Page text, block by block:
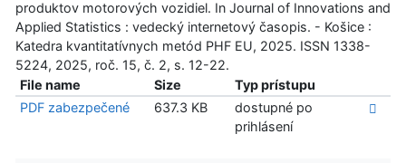
produktov motorových vozidiel. In Journal of Innovations and
Applied Statistics : vedecký internetový časopis. - Košice :
Katedra kvantitatívnych metód PHF EU, 2025. ISSN 1338-
5224, 2025, roč. 15, č. 2, s. 12-22.
File name
Size
Typ prístupu
PDF zabezpečené
637.3 KB
dostupné po
prihlásení